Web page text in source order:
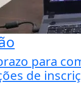
para
de